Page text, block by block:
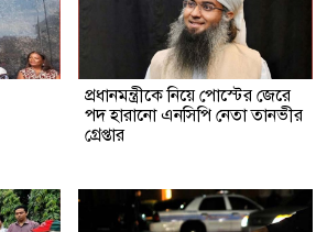
প্রধানমন্ত্রীকে নিয়ে পোস্টের জেরে
পদ হারানো এনসিপি নেতা তানভীর
গ্রেপ্তার